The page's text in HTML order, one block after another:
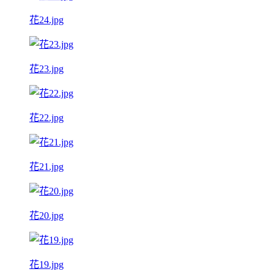
花24.jpg
花23.jpg
花22.jpg
花21.jpg
花20.jpg
花19.jpg